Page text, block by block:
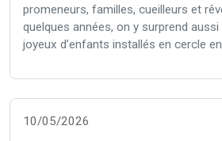
promeneurs, familles, cueilleurs et
quelques années, on y surprend
joyeux d’enfants installés en cercle
10/05/2026